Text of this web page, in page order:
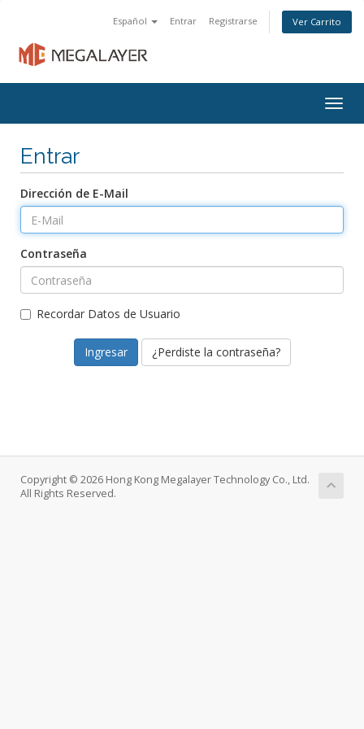
Español Entrar Registrarse Ver Carrito
Entrar
Dirección de E-Mail
Contraseña
Recordar Datos de Usuario
¿Perdiste la contraseña?
Copyright © 2026 Hong Kong Megalayer Technology Co., Ltd.
All Rights Reserved.